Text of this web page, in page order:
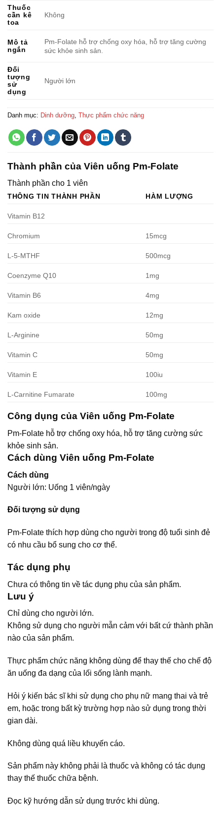
Thuốc
cần kê
toa
Không
Mô tả
ngắn
Pm-Folate hỗ trợ chống oxy hóa, hỗ trợ tăng cường
sức khỏe sinh sản.
Đối
tượng
sử
dụng
Người lớn
Danh mục: Dinh dưỡng Thực phẩm chức năng
Thành phần của Viên uống Pm-Folate
Thành phần cho 1 viên
THÔNG TIN THÀNH PHẦN HÀM LƯỢNG
Vitamin B12
Chromium 15mcg
L-5-MTHF 500mcg
Coenzyme Q10 1mg
Vitamin B6 4mg
Kam oxide 12mg
L-Arginine 50mg
Vitamin C 50mg
Vitamin E 100iu
L-Carnitine Fumarate 100mg
Công dụng của Viên uống Pm-Folate
Pm-Folate hỗ trợ chống oxy hóa, hỗ trợ tăng cường sức
khỏe sinh sản.
Cách dùng Viên uống Pm-Folate
Cách dùng
Người lớn: Uống 1 viên/ngày
Đối tượng sử dụng
Pm-Folate thích hợp dùng cho người trong độ tuổi sinh đẻ
có nhu cầu bổ sung cho cơ thể.
Tác dụng phụ
Chưa có thông tin về tác dụng phụ của sản phẩm.
Lưu ý
Chỉ dùng cho người lớn.
Không sử dụng cho người mẫn cảm với bất cứ thành phần
nào của sản phẩm.
Thực phẩm chức năng không dùng để thay thế cho chế độ
ăn uống đa dạng của lối sống lành mạnh.
Hỏi ý kiến bác sĩ khi sử dụng cho phụ nữ mang thai và trẻ
em, hoặc trong bất kỳ trường hợp nào sử dụng trong thời
gian dài.
Không dùng quá liều khuyến cáo.
Sản phẩm này không phải là thuốc và không có tác dụng
thay thế thuốc chữa bệnh.
Đọc kỹ hướng dẫn sử dụng trước khi dùng.